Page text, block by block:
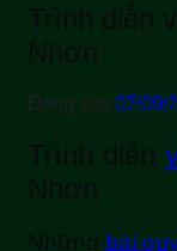
Trình diễn
Nhơn
Đăng vào 07/09/
Trình diễn
Nhơn
Những bài